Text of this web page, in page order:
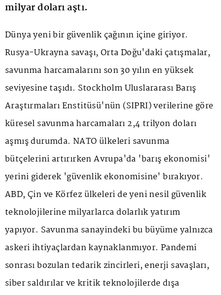
milyar doları aştı.
Dünya yeni bir güvenlik çağının içine giriyor.
Rusya-Ukrayna savaşı, Orta Doğu'daki çatışmalar,
savunma harcamalarını son 30 yılın en yüksek
seviyesine taşıdı. Stockholm Uluslararası Barış
Araştırmaları Enstitüsü'nün (SIPRI) verilerine göre
küresel savunma harcamaları 2,4 trilyon doları
aşmış durumda. NATO ülkeleri savunma
bütçelerini artırırken Avrupa'da 'barış ekonomisi'
yerini giderek 'güvenlik ekonomisine' bırakıyor.
ABD, Çin ve Körfez ülkeleri de yeni nesil güvenlik
teknolojilerine milyarlarca dolarlık yatırım
yapıyor. Savunma sanayindeki bu büyüme yalnızca
askeri ihtiyaçlardan kaynaklanmıyor. Pandemi
sonrası bozulan tedarik zincirleri, enerji savaşları,
siber saldırılar ve kritik teknolojilerde dışa